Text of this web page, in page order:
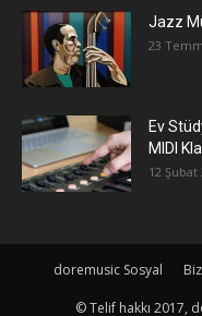
Jazz
23
Ev
MIDI
12 Şubat
doremusic Sosyal
© Telif hakkı 2017,